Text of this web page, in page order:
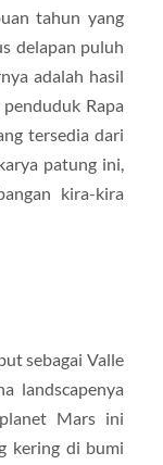
tahun yang
delapan puluh
adalah hasil
Rapa
tersedia dari
patung ini,
kira-kira
sebagai Valle
landscapenya
Mars ini
kering di bumi